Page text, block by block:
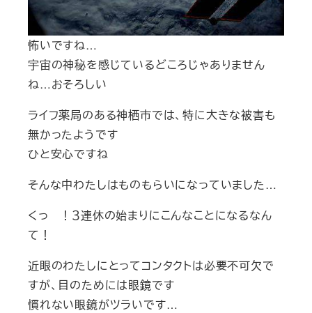
怖いですね…
宇宙の神秘を感じているどころじゃありません
ね…おそろしい
ライフ薬局のある神栖市では、特に大きな被害も
無かったようです
ひと安心ですね
そんな中わたしはものもらいになっていました…
くっ ！３連休の始まりにこんなことになるなん
て！
近眼のわたしにとってコンタクトは必要不可欠で
すが、目のためには眼鏡です
慣れない眼鏡がツラいです…